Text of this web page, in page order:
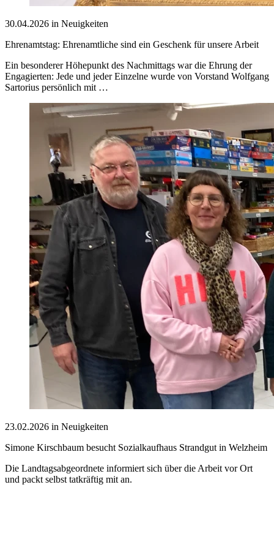
30.04.2026 in Neuigkeiten
Ehrenamtstag: Ehrenamtliche sind ein Geschenk für unsere Arbeit
Ein besonderer Höhepunkt des Nachmittags war die Ehrung der
Engagierten: Jede und jeder Einzelne wurde von Vorstand Wolfgang
Sartorius persönlich mit …
23.02.2026 in Neuigkeiten
Simone Kirschbaum besucht Sozialkaufhaus Strandgut in Welzheim
Die Landtagsabgeordnete informiert sich über die Arbeit vor Ort
und packt selbst tatkräftig mit an.